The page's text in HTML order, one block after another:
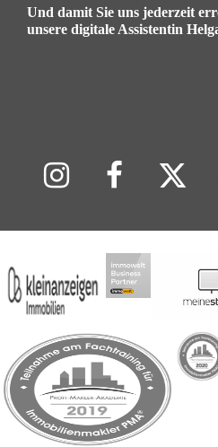
Und damit Sie uns jederzeit
unsere digitale Assistentin